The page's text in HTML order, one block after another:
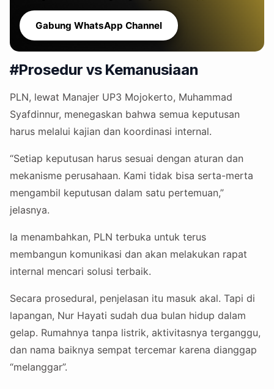
Gabung WhatsApp Channel
#Prosedur vs Kemanusiaan
PLN, lewat Manajer UP3 Mojokerto, Muhammad
Syafdinnur, menegaskan bahwa semua keputusan
harus melalui kajian dan koordinasi internal.
“Setiap keputusan harus sesuai dengan aturan dan
mekanisme perusahaan. Kami tidak bisa serta-merta
mengambil keputusan dalam satu pertemuan,”
jelasnya.
Ia menambahkan, PLN terbuka untuk terus
membangun komunikasi dan akan melakukan rapat
internal mencari solusi terbaik.
Secara prosedural, penjelasan itu masuk akal. Tapi di
lapangan, Nur Hayati sudah dua bulan hidup dalam
gelap. Rumahnya tanpa listrik, aktivitasnya terganggu,
dan nama baiknya sempat tercemar karena dianggap
“melanggar”.